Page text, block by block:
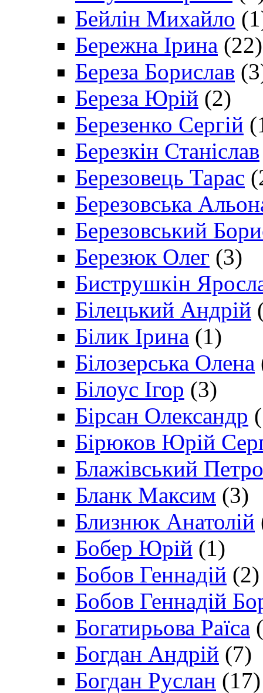
Бейлін Михайло
Бережна Ірина (22)
Береза Борислав
Береза Юрій (2)
Березенко Сергій
Березкін Станіслав
Березовець Тарас
Березовська
Березовський
Березюк Олег (3)
Биструшкін
Білецький Андрій
Білик Ірина (1)
Білозерська Олена
Білоус Ігор (3)
Бірсан Олександр
Бірюков Юрій
Блажівський Петро
Бланк Максим (3)
Близнюк Анатолій
Бобер Юрій (1)
Бобов Геннадій (2)
Бобов Геннадій
Богатирьова Раїса
Богдан Андрій (7)
Богдан Руслан (17)